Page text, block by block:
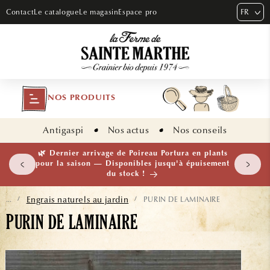
ET PASSER
ContactLe catalogueLe magasinEspace pro FR
NOS PRODUITS
Antigaspi Nos actus Nos conseils
🌱 NOUVEAUTÉ — Ail Rocambole AB · Lot de 10
bulbilles · En stock maintenant
... / Engrais naturels au jardin / PURIN DE LAMINAIRE
PURIN DE LAMINAIRE
AUX